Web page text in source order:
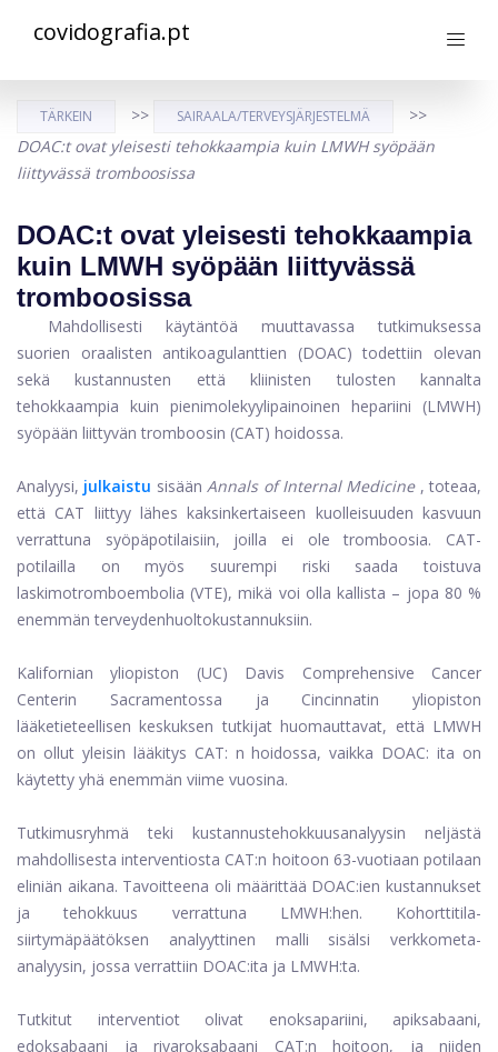
covidografia.pt
TÄRKEIN >> SAIRAALA/TERVEYSJÄRJESTELMÄ
>>
DOAC:t ovat yleisesti tehokkaampia kuin LMWH syöpään
liittyvässä tromboosissa
DOAC:t ovat yleisesti tehokkaampia
kuin LMWH syöpään liittyvässä
tromboosissa
Mahdollisesti käytäntöä muuttavassa tutkimuksessa
suorien oraalisten antikoagulanttien (DOAC) todettiin olevan
sekä kustannusten että kliinisten tulosten kannalta
tehokkaampia kuin pienimolekyylipainoinen hepariini (LMWH)
syöpään liittyvän tromboosin (CAT) hoidossa.
Analyysi, julkaistu sisäänAnnals of Internal Medicine, toteaa,
että CAT liittyy lähes kaksinkertaiseen kuolleisuuden kasvuun
verrattuna syöpäpotilaisiin, joilla ei ole tromboosia. CAT-
potilailla on myös suurempi riski saada toistuva
laskimotromboembolia (VTE), mikä voi olla kallista – jopa 80 %
enemmän terveydenhuoltokustannuksiin.
Kalifornian yliopiston (UC) Davis Comprehensive Cancer
Centerin Sacramentossa ja Cincinnatin yliopiston
lääketieteellisen keskuksen tutkijat huomauttavat, että LMWH
on ollut yleisin lääkitys CAT: n hoidossa, vaikka DOAC: ita on
käytetty yhä enemmän viime vuosina.
Tutkimusryhmä teki kustannustehokkuusanalyysin neljästä
mahdollisesta interventiosta CAT:n hoitoon 63-vuotiaan potilaan
eliniän aikana. Tavoitteena oli määrittää DOAC:ien kustannukset
ja tehokkuus verrattuna LMWH:hen. Kohorttitila-
siirtymäpäätöksen analyyttinen malli sisälsi verkkometa-
analyysin, jossa verrattiin DOAC:ita ja LMWH:ta.
Tutkitut interventiot olivat enoksapariini, apiksabaani,
edoksabaani ja rivaroksabaani CAT:n hoitoon, ja niiden